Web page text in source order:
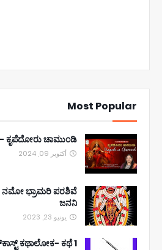
Most Popular
ಕೃಪೆದೋರು ಚಾಮುಂಡಿ
أكتوبر 09, 2024
ನಮೋ ಭ್ರಾಮರಿ ಪರಶಿವೆ
ಜನನಿ
يونيو 23, 2023
ಕಥಾಲೋಕ- ಕಥೆ 1